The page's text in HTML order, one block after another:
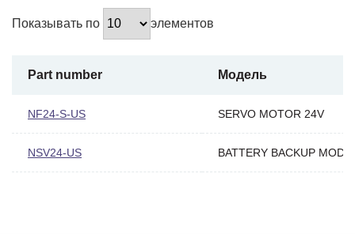
Показывать по элементов
Part number Модель
NF24-S-US SERVO MOTOR 24V
NSV24-US BATTERY BACKUP